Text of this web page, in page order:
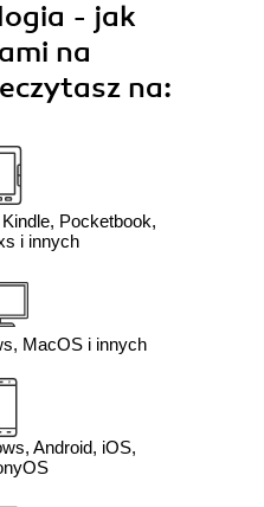
- jak
na
na:
Pocketbook,
i innych
MacOS i innych
Android, iOS,